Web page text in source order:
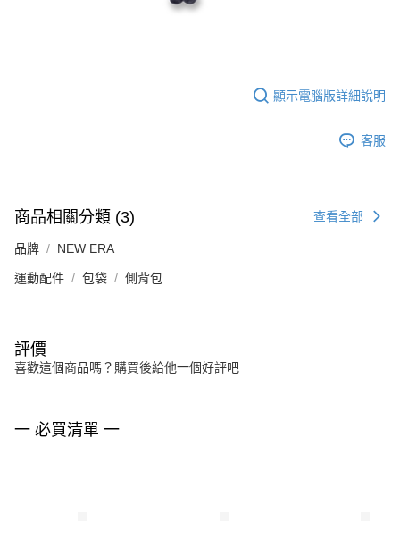
顯示電腦版詳細說明
客服
商品相關分類 (3) 查看全部
品牌 NEW ERA
運動配件 包袋 側背包
評價
喜歡這個商品嗎？購買後給他一個好評吧
一 必買清單 一